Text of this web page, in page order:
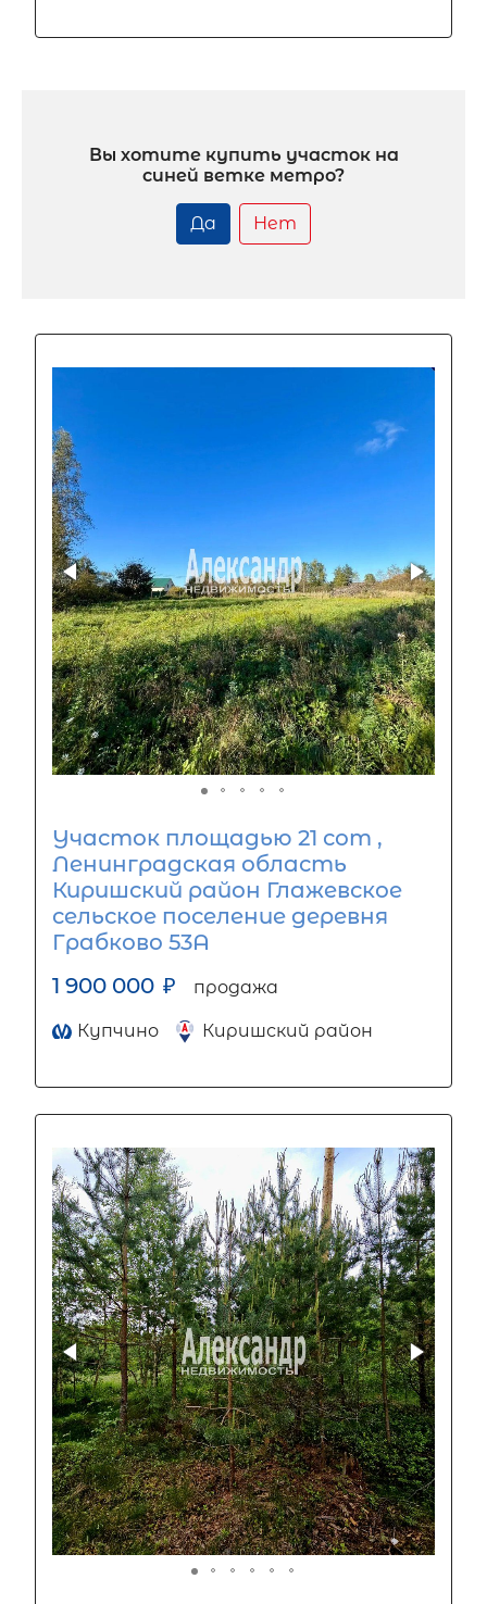
Вы хотите купить участок на
синей ветке метро?
Да Нет
Участок площадью 21 сот ,
Ленинградская область
Киришский район Глажевское
сельское поселение деревня
Грабково 53А
1 900 000 ₽ продажа
Купчино Киришский район